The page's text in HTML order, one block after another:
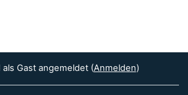
als Gast angemeldet (Anmelden)